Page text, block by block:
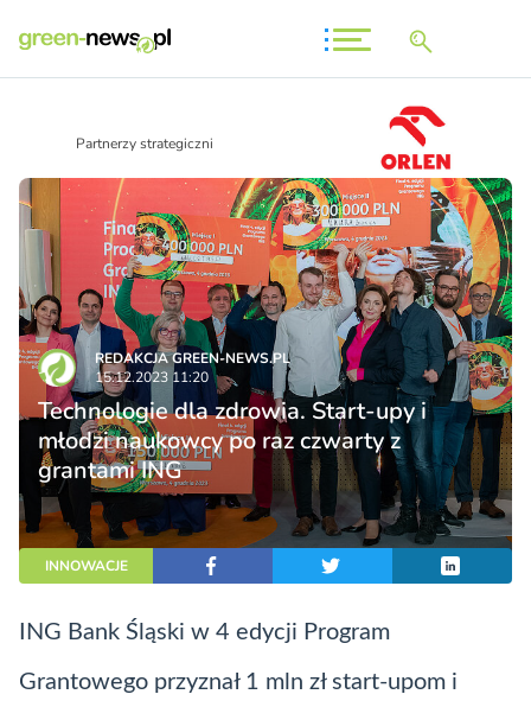
Partnerzy strategiczni
REDAKCJA GREEN-NEWS.PL
15.12.2023 11:20
Technologie dla zdrowia. Start-upy i
młodzi naukowcy po raz czwarty z
grantami ING
INNOWACJE
ING Bank Śląski w 4 edycji Program
Grantowego przyznał 1 mln zł start-upom i